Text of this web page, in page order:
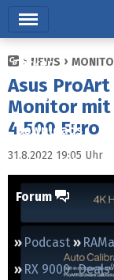
Ticker
Tests
Downloads
Preisvergleich
Forum
Podcast
RX 9000 „Deals“
NEWS
Asus ProArt
Monitor
4.500 Euro
31.8.2022 19:05 Uhr